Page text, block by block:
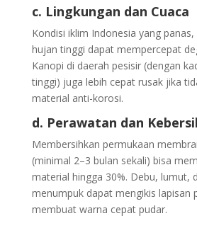
c. Lingkungan dan Cuaca
Kondisi iklim Indonesia yang
hujan tinggi dapat mempercepat
Kanopi di daerah pesisir (dengan
tinggi) juga lebih cepat rusak jika
material anti-korosi.
d. Perawatan dan
Membersihkan permukaan
(minimal 2–3 bulan sekali) bisa
material hingga 30%. Debu, lumut,
menumpuk dapat mengikis lapisan
membuat warna cepat pudar.